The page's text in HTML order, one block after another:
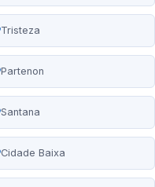
Tristeza
Partenon
Santana
Cidade Baixa